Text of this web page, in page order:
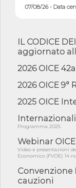
07/08/26 - Data
interventi pe...
07/08/26 - Ponte
sussistenza di...
07/08/26 - Tunnel
06/08/26 - Istat,
su a...
con ...
riqualificazione
06/08/26 - CdM:
06/08/26 - DDL
norme UE in m...
IL CODICE
aggiornato
2026 OICE
2026 OICE
2025 OICE
Programma 2025
Webinar
Video e presentazioni
Economico (FVOE) 14
Convenzione
cauzioni